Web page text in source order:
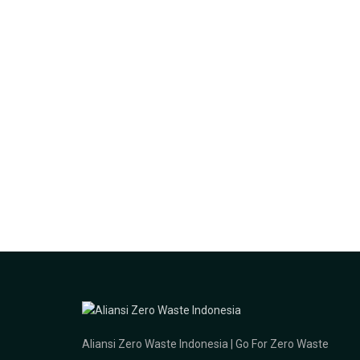
Aliansi Zero Waste Indonesia | Go For Zero Waste